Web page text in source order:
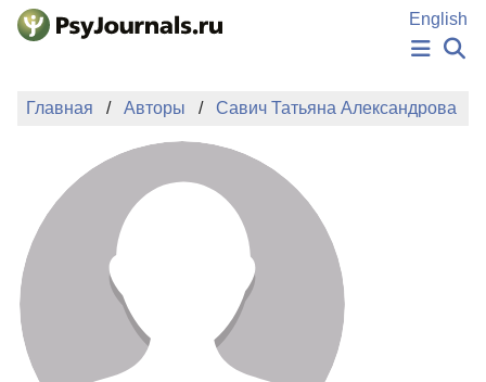
Перейти к основному содержанию
English
НОВОСТИ
АВТОРЫ
ПОДАТЬ РУКОПИСЬ
БАЗА ЗНАНИЙ
КЛЮЧЕВЫЕ СЛОВА
Регистрация
Главная Авторы Савич Татьяна Александрова